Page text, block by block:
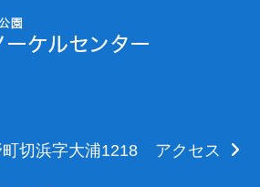
切浜字大浦1218
アクセス